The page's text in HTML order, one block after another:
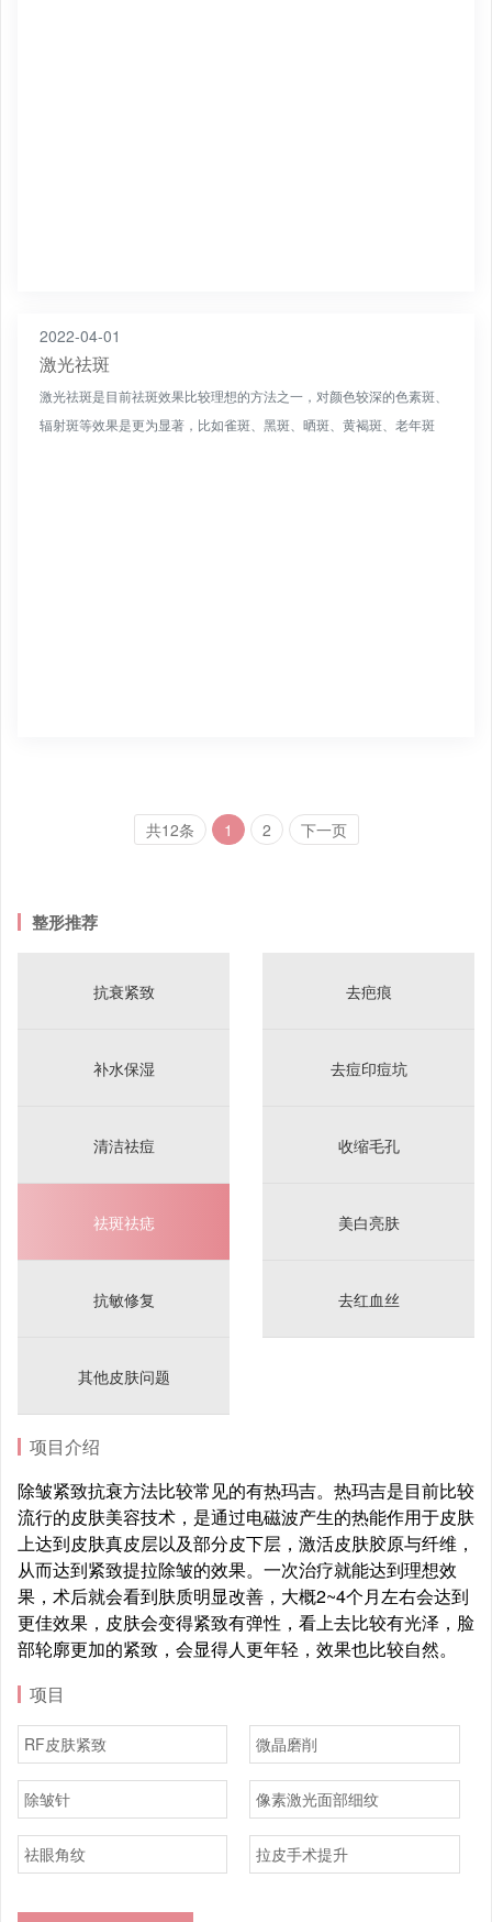
2022-04-01
激光祛斑
激光祛斑是目前祛斑效果比较理想的方法之一，对颜色较深的色素斑、
辐射斑等效果是更为显著，比如雀斑、黑斑、晒斑、黄褐斑、老年斑
共12条 1 2 下一页
整形推荐
抗衰紧致 去疤痕
补水保湿 去痘印痘坑
清洁祛痘 收缩毛孔
祛斑祛痣 美白亮肤
抗敏修复 去红血丝
其他皮肤问题
项目介绍
除皱紧致抗衰方法比较常见的有热玛吉。热玛吉是目前比较
流行的皮肤美容技术，是通过电磁波产生的热能作用于皮肤
上达到皮肤真皮层以及部分皮下层，激活皮肤胶原与纤维，
从而达到紧致提拉除皱的效果。一次治疗就能达到理想效
果，术后就会看到肤质明显改善，大概2~4个月左右会达到
更佳效果，皮肤会变得紧致有弹性，看上去比较有光泽，脸
部轮廓更加的紧致，会显得人更年轻，效果也比较自然。
项目
RF皮肤紧致 微晶磨削
除皱针 像素激光面部细纹
祛眼角纹 拉皮手术提升